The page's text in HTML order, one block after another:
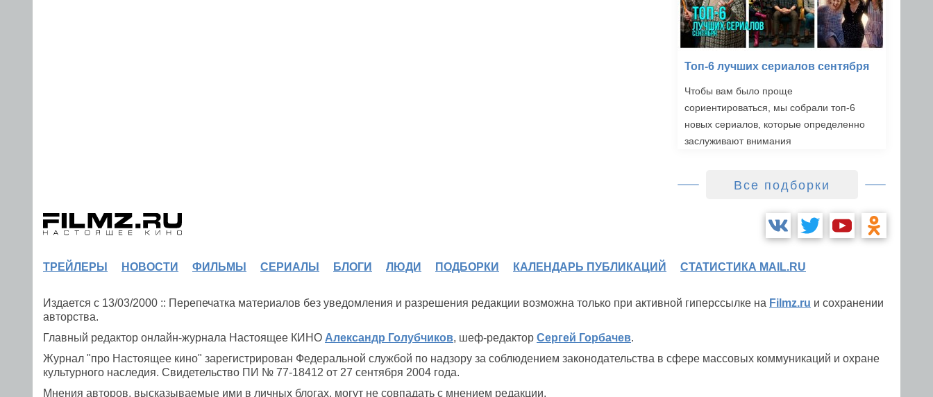
Топ-6 лучших сериалов сентября
Чтобы вам было проще
сориентироваться, мы собрали топ-6
новых сериалов, которые определенно
заслуживают внимания
Все подборки
ТРЕЙЛЕРЫ НОВОСТИ ФИЛЬМЫ СЕРИАЛЫ БЛОГИ ЛЮДИ ПОДБОРКИ КАЛЕНДАРЬ ПУБЛИКАЦИЙ СТАТИСТИКА MAIL.RU
Издается с 13/03/2000 :: Перепечатка материалов без уведомления и разрешения редакции возможна только при активной гиперссылке на Filmz.ru и сохранении
авторства.
Главный редактор онлайн-журнала Настоящее КИНО Александр Голубчиков, шеф-редактор Сергей Горбачев.
Журнал "про Настоящее кино" зарегистрирован Федеральной службой по надзору за соблюдением законодательства в сфере массовых коммуникаций и охране
культурного наследия. Свидетельство ПИ № 77-18412 от 27 сентября 2004 года.
Мнения авторов, высказываемые ими в личных блогах, могут не совпадать с мнением редакции.